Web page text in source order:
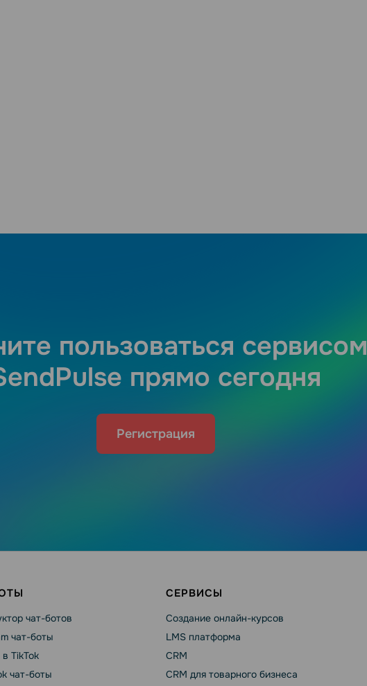
пользоваться сервисом
прямо сегодня
Регистрация
чат-ботов
чат-боты
TikTok
чат-боты
СЕРВИСЫ
Создание онлайн-курсов
LMS платформа
CRM
CRM для товарного бизнеса